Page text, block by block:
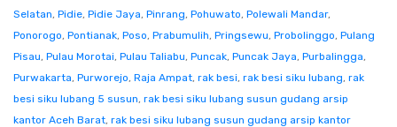
Selatan, Pidie, Pidie Jaya, Pinrang, Pohuwato, Polewali Mandar,
Ponorogo, Pontianak, Poso, Prabumulih, Pringsewu, Probolinggo, Pulang
Pisau, Pulau Morotai, Pulau Taliabu, Puncak, Puncak Jaya, Purbalingga,
Purwakarta, Purworejo, Raja Ampat, rak besi, rak besi siku lubang, rak
besi siku lubang 5 susun, rak besi siku lubang susun gudang arsip
kantor Aceh Barat, rak besi siku lubang susun gudang arsip kantor